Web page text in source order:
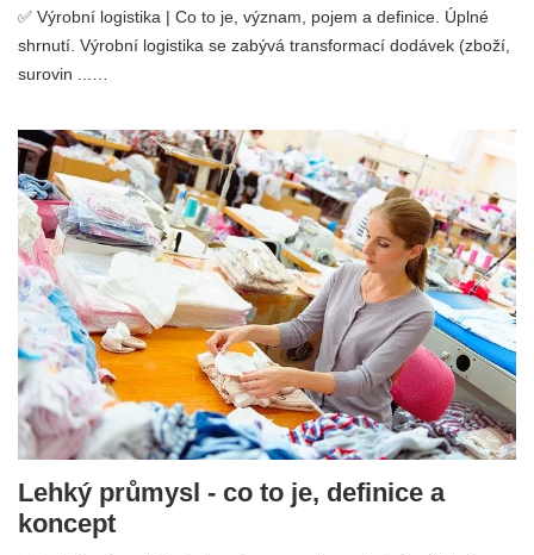
✅ Výrobní logistika | Co to je, význam, pojem a definice. Úplné
shrnutí. Výrobní logistika se zabývá transformací dodávek (zboží,
surovin ...…
Lehký průmysl - co to je, definice a
koncept